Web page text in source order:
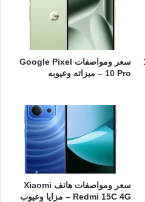
10
سعر ومواصفات Google Pixel
10 Pro – ميزاته وعيوبه
سعر ومواصفات هاتف Xiaomi
Redmi 15C 4G – مزايا وعيوب